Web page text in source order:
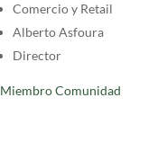
Comercio y Retail
Alberto Asfoura
Director
Miembro Comunidad